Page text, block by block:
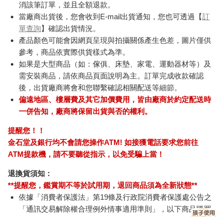
消該筆訂單，並且全額退款。
當廠商出貨後，您會收到E-mail出貨通知，您也可透過【訂
單查詢】確認出貨情況。
產品顏色可能會因網頁呈現與拍攝關係產生色差，圖片僅供
參考，商品依實際供貨樣式為準。
如果是大型商品（如：傢俱、床墊、家電、運動器材等）及
需安裝商品，請依商品頁面說明為主。訂單完成收款確認
後，出貨廠商將會和您聯繫確認相關配送等細節。
偏遠地區、樓層費及其它加價費用，皆由廠商於約定配送時
一併告知，廠商將保留出貨與否的權利。
提醒您！！
金石堂及銀行均不會請您操作ATM! 如接獲電話要求您前往
ATM提款機，請不要聽從指示，以免受騙上當！
退換貨須知：
**提醒您，鑑賞期不等於試用期，退回商品須為全新狀態**
依據「消費者保護法」第19條及行政院消費者保護處公告之
「通訊交易解除權合理例外情事適用準則」，以下商品購買